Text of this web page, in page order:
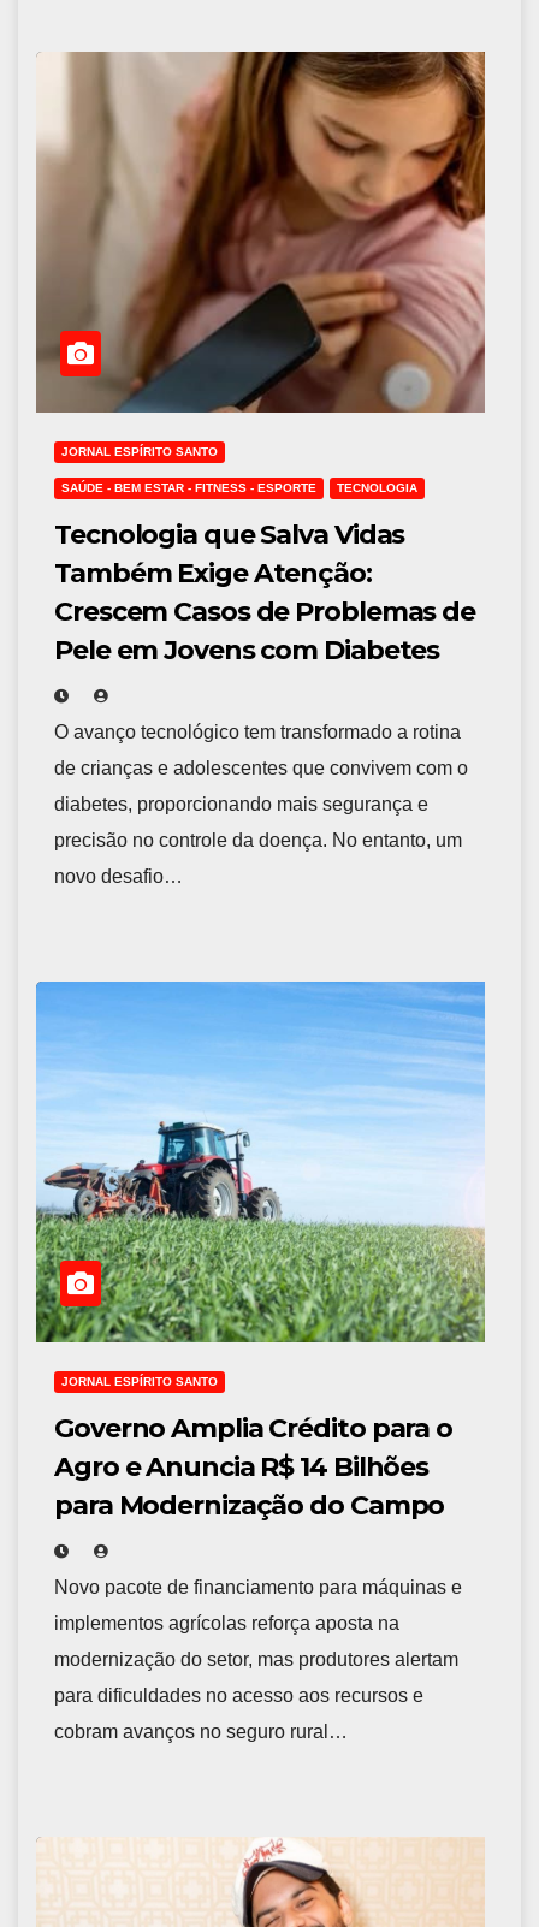
JORNAL ESPÍRITO SANTO
SAÚDE - BEM ESTAR - FITNESS - ESPORTE TECNOLOGIA
Tecnologia que Salva Vidas
Também Exige Atenção:
Crescem Casos de Problemas de
Pele em Jovens com Diabetes
O avanço tecnológico tem transformado a rotina
de crianças e adolescentes que convivem com o
diabetes, proporcionando mais segurança e
precisão no controle da doença. No entanto, um
novo desafio…
JORNAL ESPÍRITO SANTO
Governo Amplia Crédito para o
Agro e Anuncia R$ 14 Bilhões
para Modernização do Campo
Novo pacote de financiamento para máquinas e
implementos agrícolas reforça aposta na
modernização do setor, mas produtores alertam
para dificuldades no acesso aos recursos e
cobram avanços no seguro rural…